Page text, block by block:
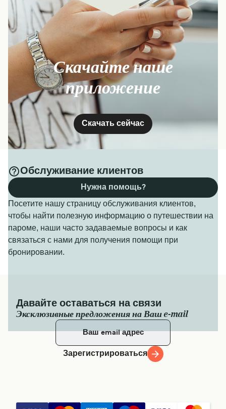
Скачайте наше
приложение
Скачать сейчас
Обслуживание клиентов
Посетите нашу страницу обслуживания клиентов,
чтобы найти полезную информацию о путешествии на
пароме, наши часто задаваемые вопросы и как
связаться с нами для получения помощи при
бронировании.
Нужна помощь?
Давайте оставаться на связи
Эксклюзивные предложения на Ваш e-mail
Зарегистрироваться